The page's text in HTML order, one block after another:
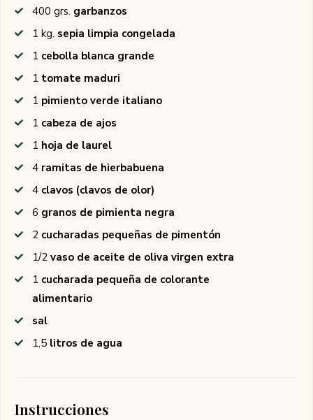
400 grs. garbanzos
1 kg. sepia limpia congelada
1 cebolla blanca grande
1 tomate maduri
1 pimiento verde italiano
1 cabeza de ajos
1 hoja de laurel
4 ramitas de hierbabuena
4 clavos (clavos de olor)
6 granos de pimienta negra
2 cucharadas pequeñas de pimentón
1/2 vaso de aceite de oliva virgen extra
1 cucharada pequeña de colorante
alimentario
sal
1,5 litros de agua
Instrucciones